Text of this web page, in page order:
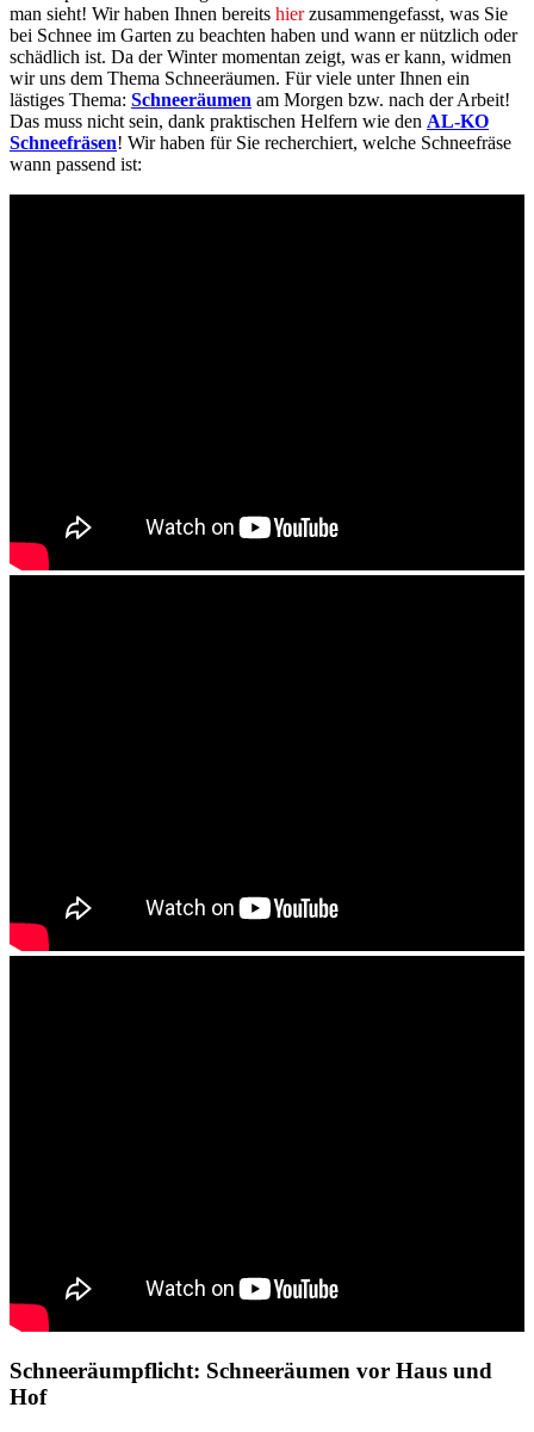
man sieht! Wir haben Ihnen bereits hierzusammengefasst, was Sie
bei Schnee im Garten zu beachten haben und wann er nützlich oder
schädlich ist. Da der Winter momentan zeigt, was er kann, widmen
wir uns dem Thema Schneeräumen. Für viele unter Ihnen ein
lästiges Thema: Schneeräumen am Morgen bzw. nach der Arbeit!
Das muss nicht sein, dank praktischen Helfern wie den AL-KO
Schneefräsen! Wir haben für Sie recherchiert, welche Schneefräse
wann passend ist:
Schneeräumpflicht: Schneeräumen vor Haus und
Hof